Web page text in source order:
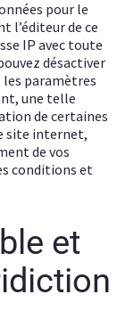
pour le
l’éditeur de ce
IP avec toute
désactiver
paramètres
une telle
de certaines
site internet,
de vos
conditions et
et